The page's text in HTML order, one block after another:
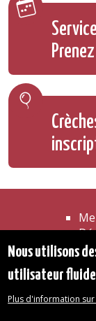
Nous utilisons
utilisateur
Plus d'information